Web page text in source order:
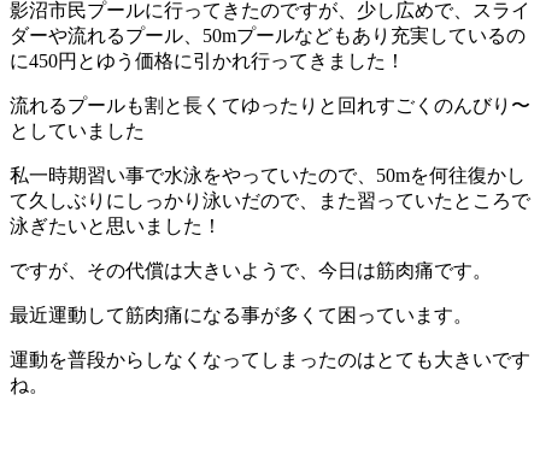
影沼市民プールに行ってきたのですが、少し広めで、スライ
ダーや流れるプール、50mプールなどもあり充実しているの
に450円とゆう価格に引かれ行ってきました！
流れるプールも割と長くてゆったりと回れすごくのんびり〜
としていました
私一時期習い事で水泳をやっていたので、50mを何往復かし
て久しぶりにしっかり泳いだので、また習っていたところで
泳ぎたいと思いました！
ですが、その代償は大きいようで、今日は筋肉痛です。
最近運動して筋肉痛になる事が多くて困っています。
運動を普段からしなくなってしまったのはとても大きいです
ね。